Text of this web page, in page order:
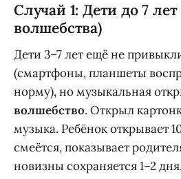
Случай 1: Дети до 7
волшебства)
Дети 3–7 лет ещё не
(смартфоны, планшеты
норму), но музыкальная
волшебство. Открыл
музыка. Ребёнок открывает
смеётся, показывает
новизны сохраняется 1–2